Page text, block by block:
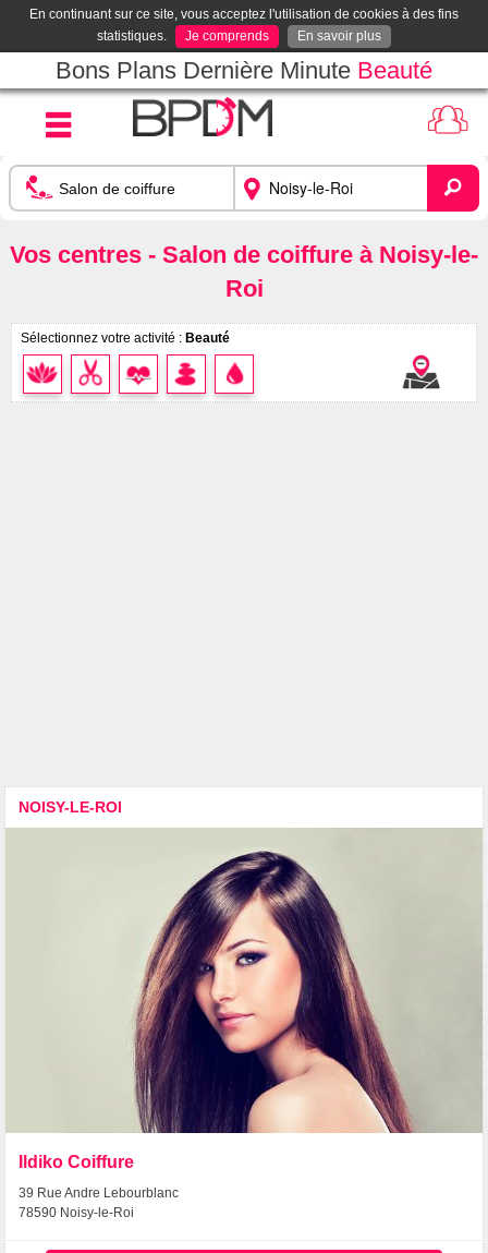
En continuant sur ce site, vous acceptez l'utilisation de cookies à des fins
statistiques.
Je comprends En savoir plus
Bons Plans Dernière Minute Beauté
Vos centres - Salon de coiffure à Noisy-le-
Roi
Sélectionnez votre activité : Beauté
NOISY-LE-ROI
Ildiko Coiffure
39 Rue Andre Lebourblanc
78590 Noisy-le-Roi